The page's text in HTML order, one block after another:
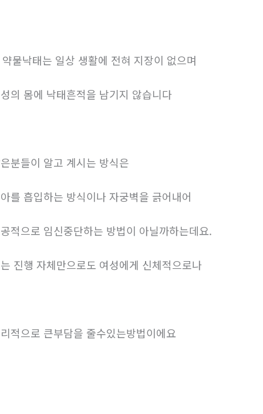
물낙태는 일상 생활에 전혀 지장이 없으며
의 몸에 낙태흔적을 남기지 않습니다
분들이 알고 계시는 방식은
를 흡입하는 방식이나 자궁벽을 긁어내어
적으로 임신중단하는 방법이 아닐까하는데요.
진행 자체만으로도 여성에게 신체적으로나
적으로 큰부담을 줄수있는방법이에요